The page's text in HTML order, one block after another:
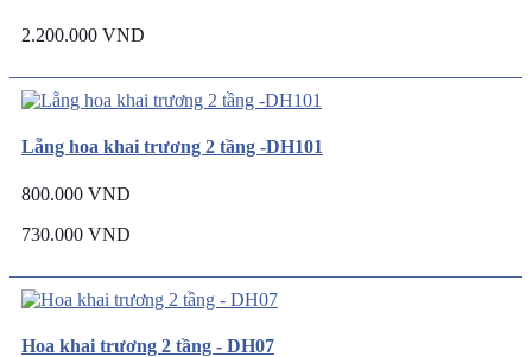
2.200.000 VND
Lẵng hoa khai trương 2 tầng -DH101
800.000 VND
730.000 VND
Hoa khai trương 2 tầng - DH07